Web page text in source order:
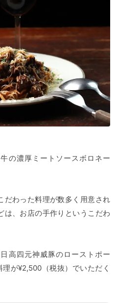
の濃厚ミートソースボロネー
だわった料理が数多く用意され
は、お店の手作りというこだわ
高四元神威豚のローストポー
が¥2,500（税抜）でいただく